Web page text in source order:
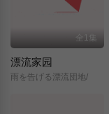
全1集
漂流家园
雨を告げる漂流団地/